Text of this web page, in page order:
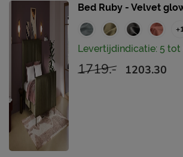
Bed Ruby - Velvet
Levertijdindicatie: 5 tot
1719.- 1203.30